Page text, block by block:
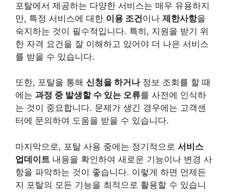
포탈에서 제공하는 다양한 서비스는 매우 유용하지
만, 특정 서비스에 대한 이용 조건이나 제한사항을
숙지하는 것이 필수적입니다. 특히, 지원을 받기 위
한 자격 요건을 잘 이해하고 있어야 더 나은 서비스
를 받을 수 있습니다.
또한, 포탈을 통해 신청을 하거나정보 조회를 할 때
에는 과정 중 발생할 수 있는 오류를 사전에 인식하
는 것이 중요합니다. 문제가 생긴 경우에는 고객센
터에 문의하여 도움을 받을 수 있습니다.
마지막으로, 포탈 사용 중에는 정기적으로 서비스
업데이트 내용을 확인하여 새로운 기능이나 변경 사
항을 파악하는 것이 좋습니다. 이렇게 하면 언제든
지 포탈의 모든 기능을 최적으로 활용할 수 있습니